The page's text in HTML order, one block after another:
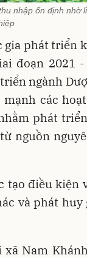
nhập ổn định nhờ
gia phát triển
đoạn 2021 -
ngành
các
phát
nguồn
tạo điều kiện
và phát huy
Nam